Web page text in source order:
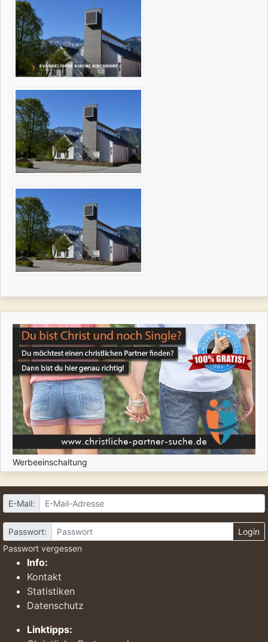
Werbeeinschaltung
E-Mail:
Passwort:
Login
Passwort vergessen
Info:
Kontakt
Statistiken
Datenschutz
Linktipps: